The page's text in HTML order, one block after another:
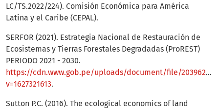
LC/TS.2022/224). Comisión Económica para América
Latina y el Caribe (CEPAL).
SERFOR (2021). Estrategia Nacional de Restauración de
Ecosistemas y Tierras Forestales Degradadas (ProREST)
PERIODO 2021 - 2030.
https://cdn.www.gob.pe/uploads/document/file/2039629/
v=1627321613.
Sutton P.C. (2016). The ecological economics of land